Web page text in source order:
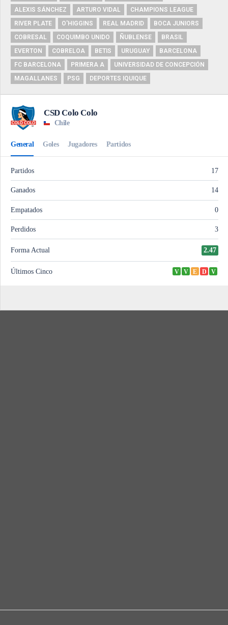
ALEXIS SÁNCHEZ
ARTURO VIDAL
CHAMPIONS LEAGUE
RIVER PLATE
O'HIGGINS REAL MADRID
BOCA JUNIORS
COBRESAL
COQUIMBO UNIDO ÑUBLENSE
BRASIL
EVERTON
COBRELOA BETIS URUGUAY
BARCELONA
FC BARCELONA
PRIMERA A
UNIVERSIDAD DE CONCEPCIÓN
MAGALLANES
PSG DEPORTES IQUIQUE